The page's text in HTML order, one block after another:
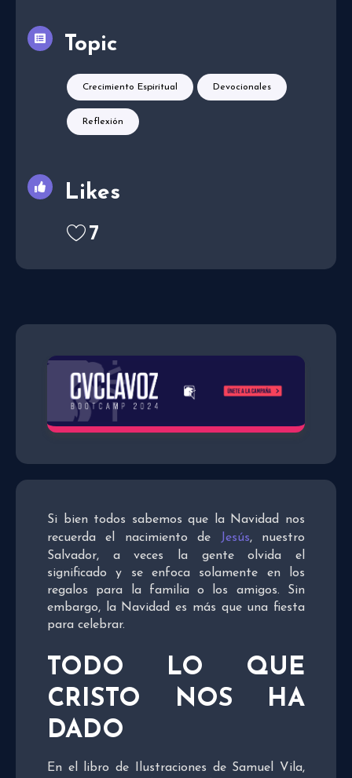
Si bien todos sabemos que la Navidad nos
recuerda el nacimiento de Jesús, nuestro
Salvador, a veces la gente olvida el
significado y se enfoca solamente en los
regalos para la familia o los amigos. Sin
embargo, la Navidad es más que una fiesta
para celebrar.
TODO LO QUE
CRISTO NOS HA
DADO
En el libro de Ilustraciones de Samuel Vila,
Topic
Crecimiento Espiritual Devocionales
Reflexión
Likes
7